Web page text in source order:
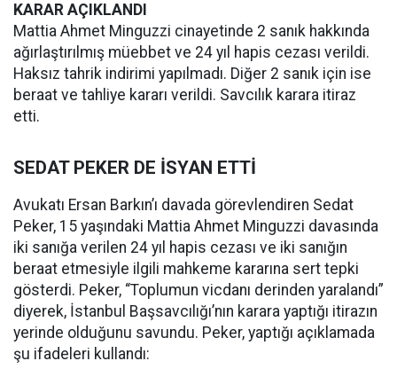
KARAR AÇIKLANDI
Mattia Ahmet Minguzzi cinayetinde 2 sanık hakkında
ağırlaştırılmış müebbet ve 24 yıl hapis cezası verildi.
Haksız tahrik indirimi yapılmadı. Diğer 2 sanık için ise
beraat ve tahliye kararı verildi. Savcılık karara itiraz
etti.
SEDAT PEKER DE İSYAN ETTİ
Avukatı Ersan Barkın’ı davada görevlendiren Sedat
Peker, 15 yaşındaki Mattia Ahmet Minguzzi davasında
iki sanığa verilen 24 yıl hapis cezası ve iki sanığın
beraat etmesiyle ilgili mahkeme kararına sert tepki
gösterdi. Peker, “Toplumun vicdanı derinden yaralandı”
diyerek, İstanbul Başsavcılığı’nın karara yaptığı itirazın
yerinde olduğunu savundu. Peker, yaptığı açıklamada
şu ifadeleri kullandı: